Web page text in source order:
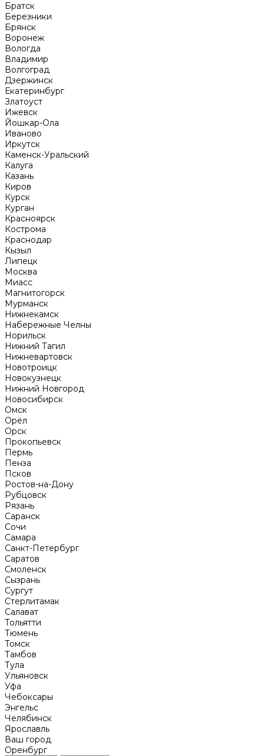
Братск
Березники
Брянск
Воронеж
Вологда
Владимир
Волгоград
Дзержинск
Екатеринбург
Златоуст
Ижевск
Йошкар-Ола
Иваново
Иркутск
Каменск-Уральский
Калуга
Казань
Киров
Курск
Курган
Красноярск
Кострома
Краснодар
Кызыл
Липецк
Москва
Миасс
Магнитогорск
Мурманск
Нижнекамск
Набережные Челны
Норильск
Нижний Тагил
Нижневартовск
Новотроицк
Новокузнецк
Нижний Новгород
Новосибирск
Омск
Орёл
Орск
Прокопьевск
Пермь
Пенза
Псков
Ростов-на-Дону
Рубцовск
Рязань
Саранск
Сочи
Самара
Санкт-Петербург
Саратов
Смоленск
Сызрань
Сургут
Стерлитамак
Салават
Тольятти
Тюмень
Томск
Тамбов
Тула
Ульяновск
Уфа
Чебоксары
Энгельс
Челябинск
Ярославль
Ваш город
Оренбург